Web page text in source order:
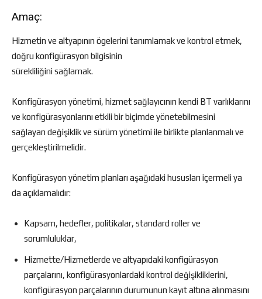
Amaç:
Hizmetin ve altyapının ögelerini tanımlamak ve kontrol etmek,
doğru konfigürasyon bilgisinin
sürekliliğini sağlamak.
Konfigürasyon yönetimi, hizmet sağlayıcının kendi BT varlıklarını
ve konfigürasyonlarını etkili bir biçimde yönetebilmesini
sağlayan değişiklik ve sürüm yönetimi ile birlikte planlanmalı ve
gerçekleştirilmelidir.
Konfigürasyon yönetim planları aşağıdaki hususları içermeli ya
da açıklamalıdır:
Kapsam, hedefler, politikalar, standard roller ve
sorumluluklar,
Hizmette/Hizmetlerde ve altyapıdaki konfigürasyon
parçalarını, konfigürasyonlardaki kontrol değişikliklerini,
konfigürasyon parçalarının durumunun kayıt altına alınmasını